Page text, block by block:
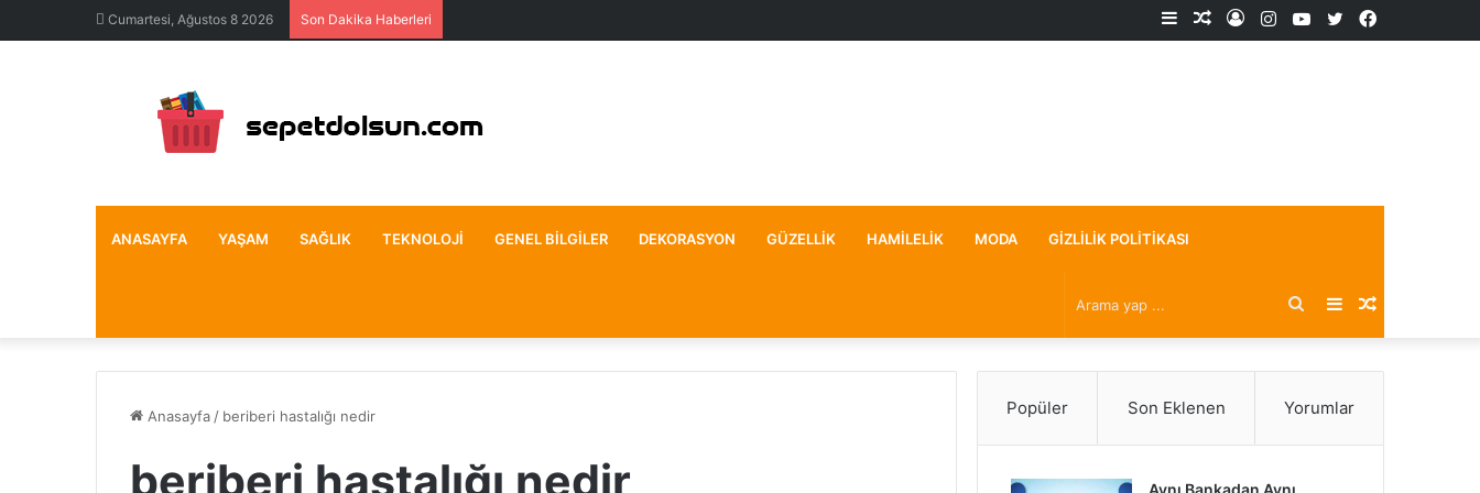
Cumartesi, Ağustos 8 2026 Son Dakika Haberleri Facebook
X
YouTube
Instagram
Kayıt
Rastgele
Kenar
ANASAYFA YAŞAM SAĞLIK TEKNOLOJI GENEL BILGILER DEKORASYON GÜZELLIK HAMILELIK MODA GIZLILIK POLITIKASI
Rastgele
Makale
Kenar
Bölmesi
Arama
yap
Anasayfa / beriberi hastalığı nedir
beriberi hastalığı nedir
Popüler Son Eklenen Yorumlar
Aynı Bankadan Aynı